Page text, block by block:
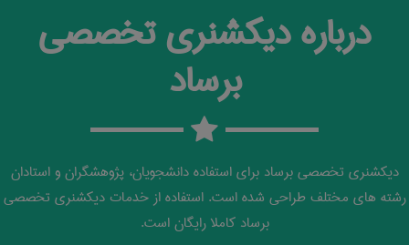
درباره دیکشنری تخصصی
برساد
دیکشنری تخصصی برساد برای استفاده دانشجویان، پژوهشگران و استادان
رشته های مختلف طراحی شده است. استفاده از خدمات دیکشنری تخصصی
برساد کاملا رایگان است.